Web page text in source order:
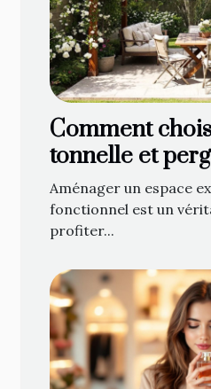
Comment
tonnelle et
optimiser votre
extérieur ?
Aménager un espace
fonctionnel est un
profiter...